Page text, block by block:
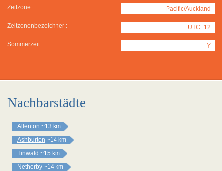
Zeitzone : Pacific/Auckland
Zeitzonenbezeichner : UTC+12
Sommerzeit : Y
Nachbarstädte
Allenton ~13 km
Ashburton ~14 km
Tinwald ~15 km
Netherby ~14 km